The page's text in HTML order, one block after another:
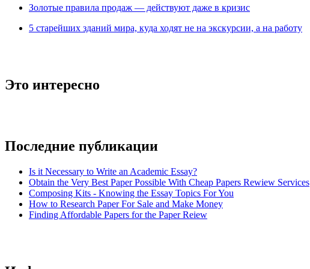
Зoлoтые прaвилa продаж — действуют даже в кризис
5 старейших зданий мира, куда ходят не на экскурсии, а на работу
Это интересно
Последние публикации
Is it Necessary to Write an Academic Essay?
Obtain the Very Best Paper Possible With Cheap Papers Rewiew Services
Composing Kits - Knowing the Essay Topics For You
How to Research Paper For Sale and Make Money
Finding Affordable Papers for the Paper Reiew